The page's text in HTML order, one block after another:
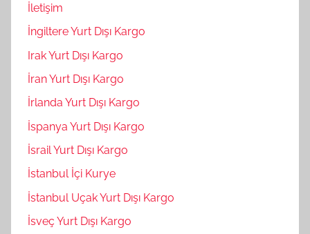
İletişim
İngiltere Yurt Dışı Kargo
Irak Yurt Dışı Kargo
İran Yurt Dışı Kargo
İrlanda Yurt Dışı Kargo
İspanya Yurt Dışı Kargo
İsrail Yurt Dışı Kargo
İstanbul İçi Kurye
İstanbul Uçak Yurt Dışı Kargo
İsveç Yurt Dışı Kargo